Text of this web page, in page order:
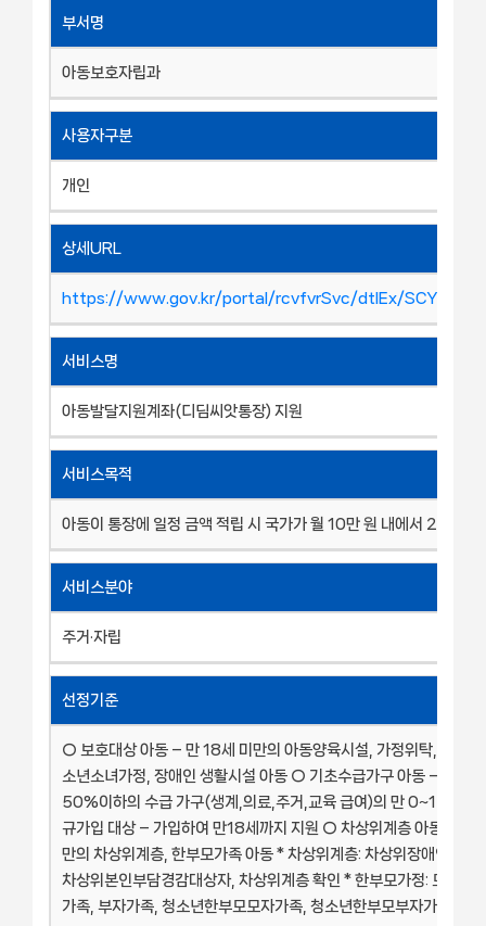
부서명
아동보호자립과
사용자구분
개인
상세URL
https://www.gov.kr/portal/rcvfvrSvc/dtlEx/
서비스명
아동발달지원계좌(디딤씨앗통장) 지원
서비스목적
아동이 통장에 일정 금액 적립 시 국가가 월 10만 원 내에서 2배 금액
서비스분야
주거·자립
선정기준
○ 보호대상 아동 – 만 18세 미만의 아동양육시설, 가정위탁, 공동생
소년소녀가정, 장애인 생활시설 아동 ○ 기초수급가구 아동 – 중위
50%이하의 수급 가구(생계,의료,주거,교육 급여)의 만 0~17세 아
규가입 대상 – 가입하여 만18세까지 지원 ○ 차상위계층 아동 – 만
만의 차상위계층, 한부모가족 아동 * 차상위계층: 차상위장애인, 차
차상위본인부담경감대상자, 차상위계층 확인 * 한부모가정: 모자가
가족, 부자가족, 청소년한부모모자가족, 청소년한부모부자가족